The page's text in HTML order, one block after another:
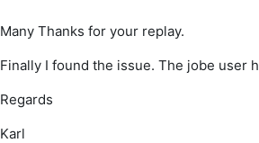
Many Thanks for your replay.
Finally I found the issue. The jobe user
Regards
Karl